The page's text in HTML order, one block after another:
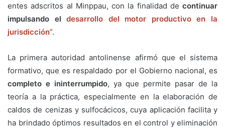
entes adscritos al Minppau, con la finalidad de continuar
impulsando el desarrollo del motor productivo en la
jurisdicción”.
La primera autoridad antolinense afirmó que el sistema
formativo, que es respaldado por el Gobierno nacional, es
completo e ininterrumpido, ya que permite pasar de la
teoría a la práctica, especialmente en la elaboración de
caldos de cenizas y sulfocácicos, cuya aplicación facilita y
ha brindado óptimos resultados en el control y eliminación